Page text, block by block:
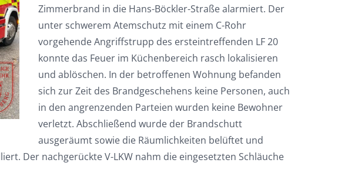
Zimmerbrand in die Hans-Böckler-Straße alarmiert. Der
unter schwerem Atemschutz mit einem C-Rohr
vorgehende Angriffstrupp des ersteintreffenden LF 20
konnte das Feuer im Küchenbereich rasch lokalisieren
und ablöschen. In der betroffenen Wohnung befanden
sich zur Zeit des Brandgeschehens keine Personen, auch
in den angrenzenden Parteien wurden keine Bewohner
verletzt. Abschließend wurde der Brandschutt
ausgeräumt sowie die Räumlichkeiten belüftet und
Der nachgerückte V-LKW nahm die eingesetzten Schläuche